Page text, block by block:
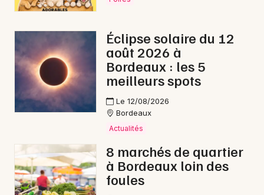
Éclipse solaire du 12
août 2026 à
Bordeaux : les 5
meilleurs spots
Le 12/08/2026
Bordeaux
Actualités
8 marchés de quartier
à Bordeaux loin des
foules